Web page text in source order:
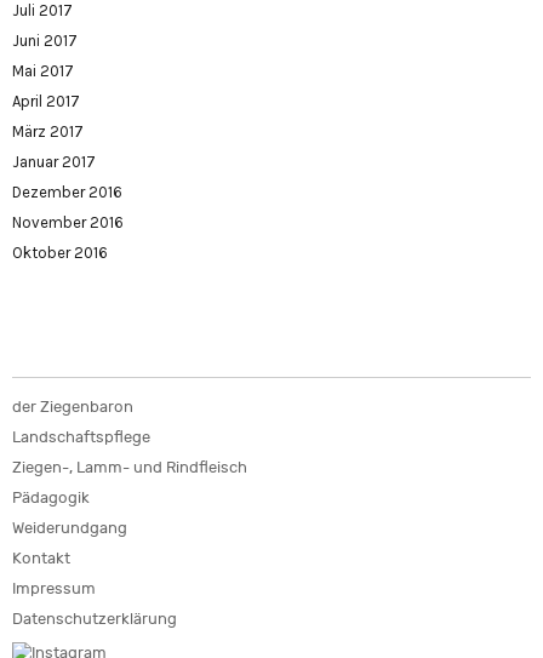
Juli 2017
Juni 2017
Mai 2017
April 2017
März 2017
Januar 2017
Dezember 2016
November 2016
Oktober 2016
der Ziegenbaron
Landschaftspflege
Ziegen-, Lamm- und Rindfleisch
Pädagogik
Weiderundgang
Kontakt
Impressum
Datenschutzerklärung